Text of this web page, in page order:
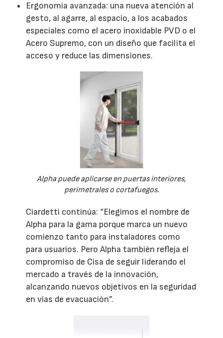
Ergonomía avanzada: una nueva atención al
gesto, al agarre, al espacio, a los acabados
especiales como el acero inoxidable PVD o el
Acero Supremo, con un diseño que facilita el
acceso y reduce las dimensiones.
Alpha puede aplicarse en puertas interiores,
perimetrales o cortafuegos.
Ciardetti continúa: “Elegimos el nombre de
Alpha para la gama porque marca un nuevo
comienzo tanto para instaladores como
para usuarios. Pero Alpha también refleja el
compromiso de Cisa de seguir liderando el
mercado a través de la innovación,
alcanzando nuevos objetivos en la seguridad
en vías de evacuación”.